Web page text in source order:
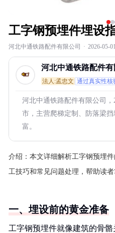
工字钢预埋件埋设
河北中通铁路配件有限公司 · 2026-05-
河北中通铁路配件有
法人:孟忠文 通过真实性核
河北中通铁路配件有限公司
市，主营爬梯定制、防落梁
富。
介绍： 本文详细解析工字钢预埋
工技巧和常见问题处理，帮助读者
一、埋设前的黄金准备
工字钢预埋件就像建筑的骨